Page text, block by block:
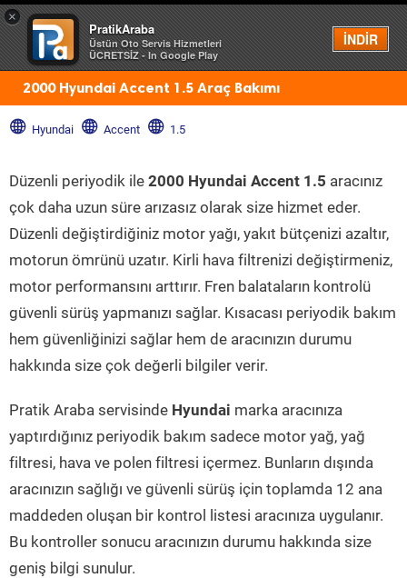
×
PratikAraba
Üstün Oto Servis Hizmetleri
ÜCRETSİZ - In Google Play
İNDİR
Menü
2000 Hyundai Accent 1.5 Araç Bakımı
Hyundai Accent 1.5
Düzenli periyodik ile 2000 Hyundai Accent 1.5 aracınız
çok daha uzun süre arızasız olarak size hizmet eder.
Düzenli değiştirdiğiniz motor yağı, yakıt bütçenizi azaltır,
motorun ömrünü uzatır. Kirli hava filtrenizi değiştirmeniz,
motor performansını arttırır. Fren balataların kontrolü
güvenli sürüş yapmanızı sağlar. Kısacası periyodik bakım
hem güvenliğinizi sağlar hem de aracınızın durumu
hakkında size çok değerli bilgiler verir.
Pratik Araba servisinde Hyundai marka aracınıza
yaptırdığınız periyodik bakım sadece motor yağ, yağ
filtresi, hava ve polen filtresi içermez. Bunların dışında
aracınızın sağlığı ve güvenli sürüş için toplamda 12 ana
maddeden oluşan bir kontrol listesi aracınıza uygulanır.
Bu kontroller sonucu aracınızın durumu hakkında size
geniş bilgi sunulur.